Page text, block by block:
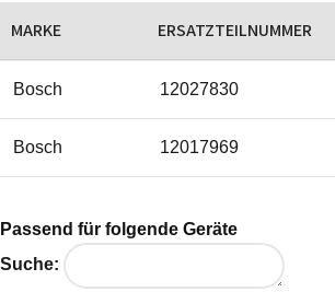
MARKE ERSATZTEILNUMMER
Bosch 12027830
Bosch 12017969
Passend für folgende Geräte
Suche: